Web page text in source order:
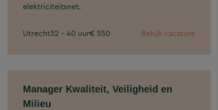
elektriciteitsnet.
Utrecht32 - 40 uur€ 550 Bekijk vacature
Manager Kwaliteit, Veiligheid en
Milieu